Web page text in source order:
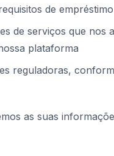
de empréstimo
de serviços que nos
plataforma
reguladoras,
as suas